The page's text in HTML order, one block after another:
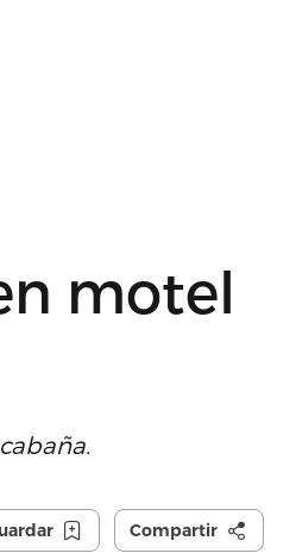
motel
Compartir